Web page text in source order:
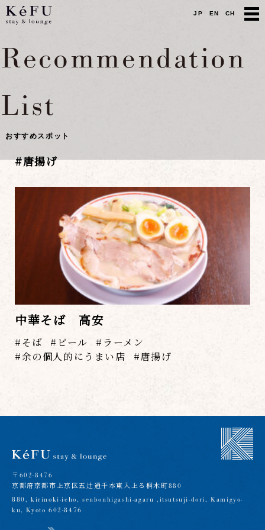
JP EN CH
Recommendation
List
おすすめスポット
#唐揚げ
中華そば 高安
そば ビール
ラーメン
余の個人的にうまい店
唐揚げ
〒602-8476
京都府京都市上京区五辻通千本東入上る桐木町880
880, kirinoki-icho, senbonhigashi-agaru ,itsutsuji-dori, Kamigyo-
ku, Kyoto 602-8476